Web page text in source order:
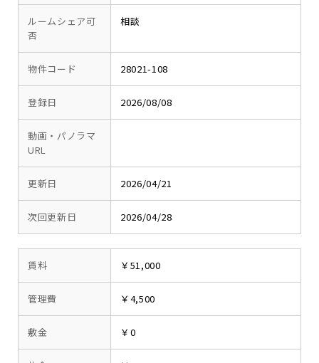
ルームシェア可
否
相談
物件コード 28021-108
登録日 2026/08/08
動画・パノラマ
URL
更新日 2026/04/21
次回更新日 2026/04/28
賃料 ￥51,000
管理費 ￥4,500
敷金 ￥0